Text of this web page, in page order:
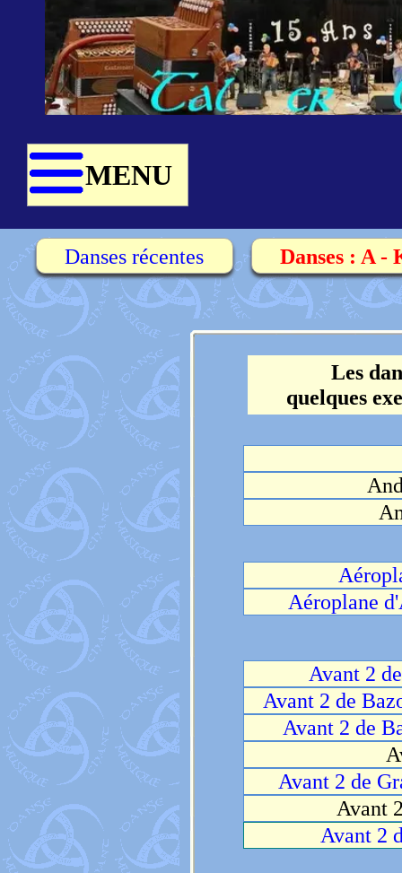
MENU
Danses récentes Danses : A
Les
quelques
Aéroplane
Avant 2
Avant 2 de
Avant 2 de
Avant 2 de
Avant
Avant 2